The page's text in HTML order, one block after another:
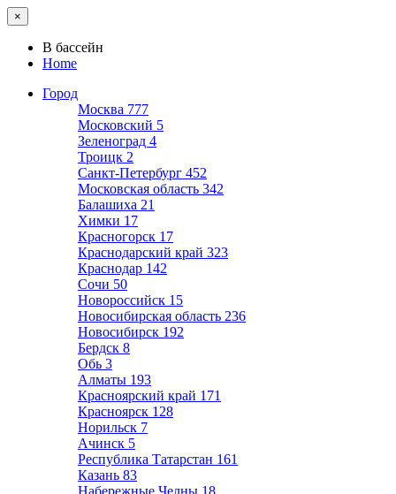
×
В бассейн
Home
Город
Москва 777
Московский 5
Зеленоград 4
Троицк 2
Санкт-Петербург 452
Московская область 342
Балашиха 21
Химки 17
Красногорск 17
Краснодарский край 323
Краснодар 142
Сочи 50
Новороссийск 15
Новосибирская область 236
Новосибирск 192
Бердск 8
Обь 3
Алматы 193
Красноярский край 171
Красноярск 128
Норильск 7
Ачинск 5
Республика Татарстан 161
Казань 83
Набережные Челны 18